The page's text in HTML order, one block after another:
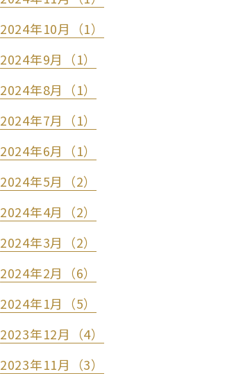
2024年10月（1）
2024年9月（1）
2024年8月（1）
2024年7月（1）
2024年6月（1）
2024年5月（2）
2024年4月（2）
2024年3月（2）
2024年2月（6）
2024年1月（5）
2023年12月（4）
2023年11月（3）